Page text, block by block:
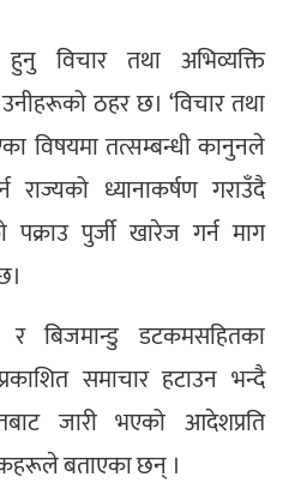
विचार तथा अभिव्यक्ति
उनीहरूको ठहर छ। ‘विचार तथा
विषयमा तत्सम्बन्धी कानुनले
राज्यको ध्यानाकर्षण गराउँदै
पुर्जी खारेज गर्न माग
बिजमान्डु डटकमसहितका
समाचार हटाउन भन्दै
जारी भएको आदेशप्रति
बताएका छन् ।